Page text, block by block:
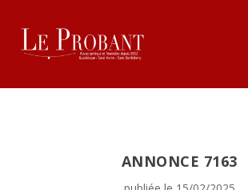
ANNONCE 7163